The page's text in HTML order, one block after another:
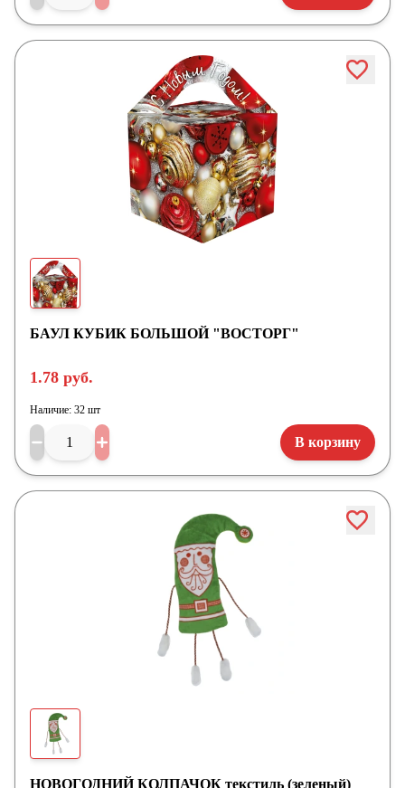
БАУЛ КУБИК БОЛЬШОЙ "ВОСТОРГ"
1.78 руб.
Наличие: 32 шт
В корзину
НОВОГОДНИЙ КОЛПАЧОК текстиль (зеленый)